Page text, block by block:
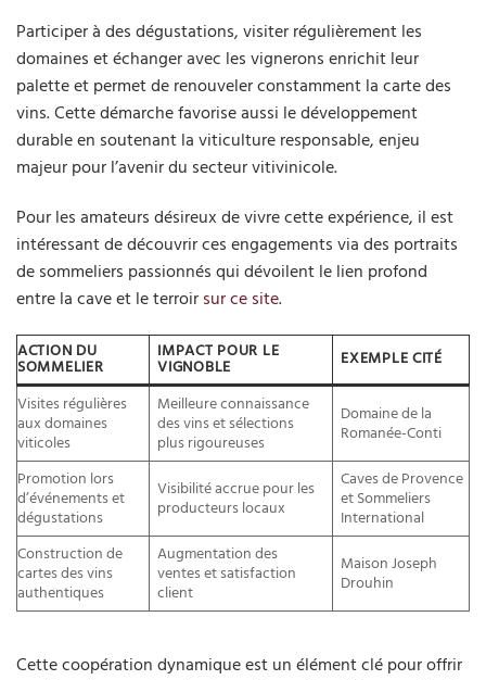
Participer à des dégustations, visiter régulièrement les
domaines et échanger avec les vignerons enrichit leur
palette et permet de renouveler constamment la carte des
vins. Cette démarche favorise aussi le développement
durable en soutenant la viticulture responsable, enjeu
majeur pour l’avenir du secteur vitivinicole.
Pour les amateurs désireux de vivre cette expérience, il est
intéressant de découvrir ces engagements via des portraits
de sommeliers passionnés qui dévoilent le lien profond
entre la cave et le terroir sur ce site.
ACTION DU
SOMMELIER
IMPACT POUR LE
VIGNOBLE EXEMPLE CITÉ
Visites régulières
aux domaines
viticoles
Meilleure connaissance
des vins et sélections
plus rigoureuses
Domaine de la
Romanée-Conti
Promotion lors
d’événements et
dégustations
Visibilité accrue pour les
producteurs locaux
Caves de Provence
et Sommeliers
International
Construction de
cartes des vins
authentiques
Augmentation des
ventes et satisfaction
client
Maison Joseph
Drouhin
Cette coopération dynamique est un élément clé pour offrir